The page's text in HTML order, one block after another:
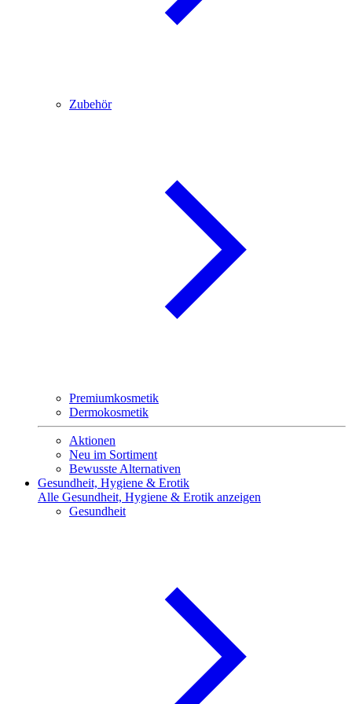
Zubehör
Premiumkosmetik
Dermokosmetik
Aktionen
Neu im Sortiment
Bewusste Alternativen
Gesundheit, Hygiene & Erotik
Alle Gesundheit, Hygiene & Erotik anzeigen
Gesundheit